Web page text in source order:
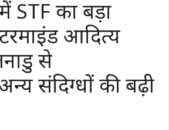
STF का बड़ा
आदित्य
से
संदिग्धों की बढ़ी